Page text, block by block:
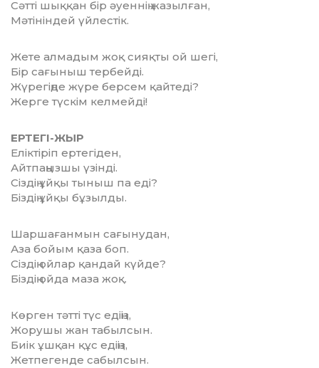
Сәтті шыққан бір әуеннің жазылған,
Мәтініндей үйлестік.
Жете алмадым жоқ сияқты ой шегі,
Бір сағыныш тербейді.
Жүрегіңде жүре берсем қайтеді?
Жерге түскім келмейді!
ЕРТЕГІ-ЖЫР
Еліктіріп ертегіден,
Айтпаңызшы үзінді.
Сіздің ұйқы тыныш па еді?
Біздің ұйқы бұзылды.
Шаршағанмын сағынудан,
Аза бойым қаза боп.
Сіздің ойлар қандай күйде?
Біздің ойда маза жоқ.
Көрген тәтті түс едіңіз,
Жорушы жан табылсын.
Биік ұшқан құс едіңіз,
Жетпегенде сабылсын.